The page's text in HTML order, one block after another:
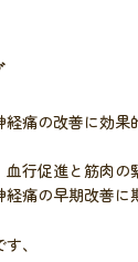
痛の改善に効果
行促進と筋肉の
痛の早期改善に
、